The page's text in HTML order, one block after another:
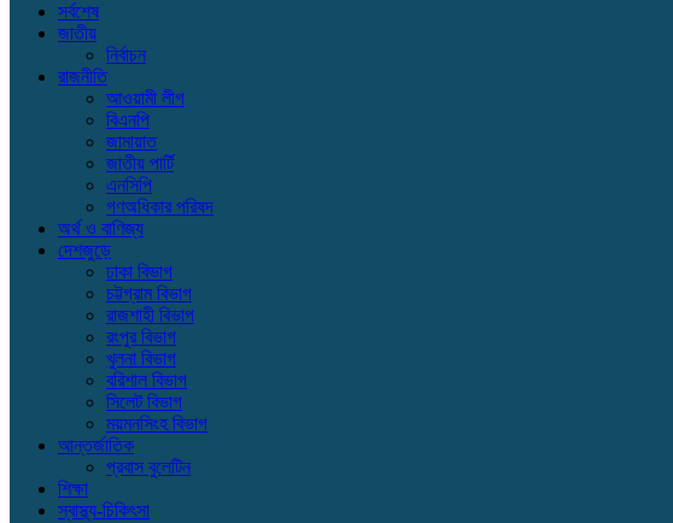
সর্বশেষ
জাতীয়
নির্বাচন
রাজনীতি
আওয়ামী লীগ
বিএনপি
জামায়াত
জাতীয় পার্টি
এনসিপি
গণঅধিকার পরিষদ
অর্থ ও বাণিজ্য
দেশজুড়ে
ঢাকা বিভাগ
চট্টগ্রাম বিভাগ
রাজশাহী বিভাগ
রংপুর বিভাগ
খুলনা বিভাগ
বরিশাল বিভাগ
সিলেট বিভাগ
ময়মনসিংহ বিভাগ
আন্তর্জাতিক
প্রবাস বুলেটিন
শিক্ষা
স্বাস্থ্য-চিকিৎসা